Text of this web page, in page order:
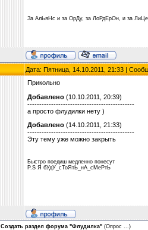
За АлЬяНс и за ОрДу, за ЛоРдЕрОн, и за
Дата: Пятница, 14.10.2011, 21:33 |
Прикольно
Добавлено (10.10.2011, 20:39)
---------------------------------------------
а просто флудилки нету )
Добавлено (14.10.2011, 21:33)
---------------------------------------------
Эту тему уже можно закрыть
Быстро поедиш медленно понесут
P.S Я бУдУ_сТоЯтЬ_нА_сМеРтЬ
Cоздать раздел форума "Флудилка" (Опрос ...)